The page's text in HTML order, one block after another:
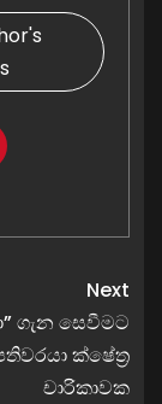
Next
ගැන සෙවීමට
ක්ෂේත්‍ර
චාරිකාවක